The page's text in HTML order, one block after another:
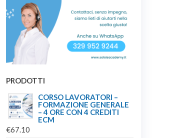
PRODOTTI
CORSO LAVORATORI –
FORMAZIONE GENERALE
– 4 ORE CON 4 CREDITI
ECM
€67.10